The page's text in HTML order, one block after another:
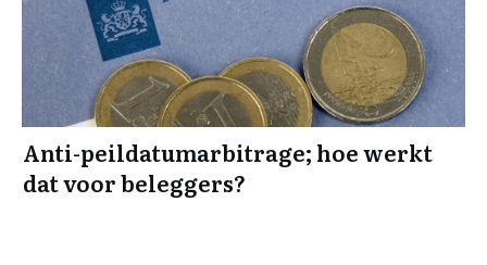
Anti-peildatumarbitrage; hoe werkt
dat voor beleggers?